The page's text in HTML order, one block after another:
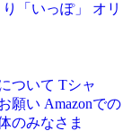
「いっぽ」
オリ
ついて Tシャ
願い Amazonでの
のみなさま